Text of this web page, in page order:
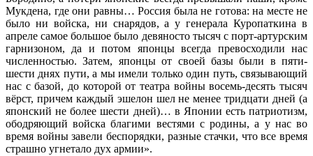
Мукдена, где они равны… Россия была не готова: на месте не
было ни войска, ни снарядов, а у генерала Куропаткина в
апреле самое большое было девяносто тысяч с порт-артурским
гарнизоном, да и потом японцы всегда превосходили нас
численностью. Затем, японцы от своей базы были в пяти-
шести днях пути, а мы имели только один путь, связывающий
нас с базой, до которой от театра войны восемь-десять тысяч
вёрст, причем каждый эшелон шел не менее тридцати дней (а
японский не более шести дней)… в Японии есть патриотизм,
ободряющий войска благими вестями с родины, а у нас во
время войны завели беспорядки, разные стачки, что все время
страшно угнетало дух армии».